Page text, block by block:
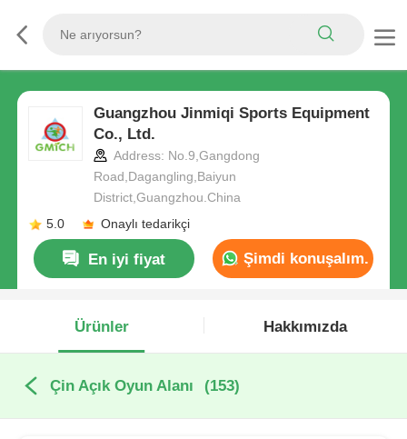
Guangzhou Jinmiqi Sports Equipment
Co., Ltd.
Address: No.9,Gangdong
Road,Dagangling,Baiyun
District,Guangzhou.China
5.0
Onaylı tedarikçi
En iyi fiyat Şimdi konuşalım.
Ürünler Hakkımızda
Çin Açık Oyun Alanı (153)